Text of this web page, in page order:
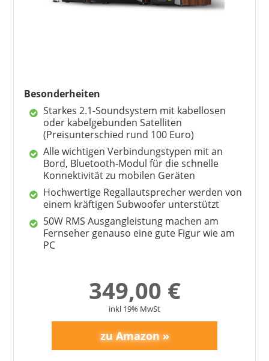
Besonderheiten
Starkes 2.1-Soundsystem mit kabellosen
oder kabelgebunden Satelliten
(Preisunterschied rund 100 Euro)
Alle wichtigen Verbindungstypen mit an
Bord, Bluetooth-Modul für die schnelle
Konnektivität zu mobilen Geräten
Hochwertige Regallautsprecher werden von
einem kräftigen Subwoofer unterstützt
50W RMS Ausgangleistung machen am
Fernseher genauso eine gute Figur wie am
PC
349,00 €
inkl 19% MwSt